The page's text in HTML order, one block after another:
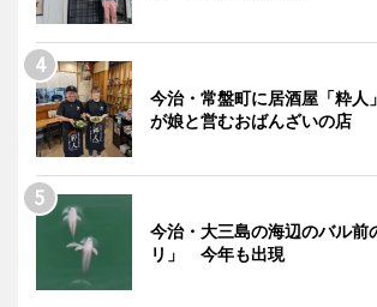
今治・常盤町に居酒屋「粋
が娘と営むおばんざいの店
今治・大三島の海辺のバル前
リ」 今年も出現